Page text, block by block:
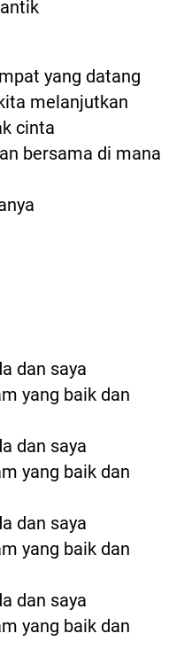
yang datang
melanjutkan
cinta
bersama di mana
dan saya
yang baik dan
dan saya
yang baik dan
dan saya
yang baik dan
dan saya
yang baik dan